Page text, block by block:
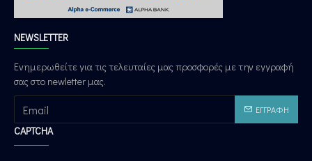
NEWSLETTER
Ενημερωθείτε για τις τελευταίες μας προσφορές με την εγγραφή
σας στο newletter μας.
ΕΓΓΡΑΦΉ
CAPTCHA